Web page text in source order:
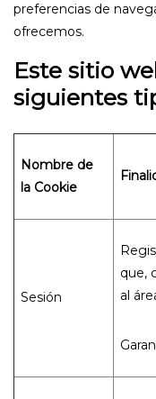
preferencias de
ofrecemos.
Este sitio
siguientes
Nombre de
la Cookie
Sesión
que,
al